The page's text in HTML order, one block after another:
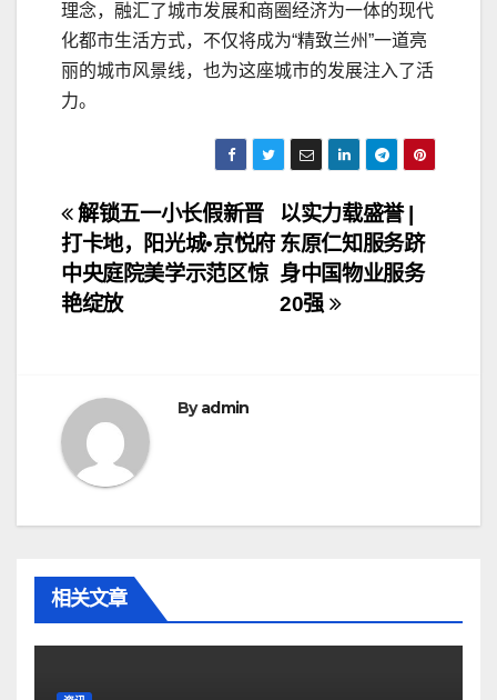
理念，融汇了城市发展和商圈经济为一体的现代
化都市生活方式，不仅将成为“精致兰州”一道亮
丽的城市风景线，也为这座城市的发展注入了活
力。
文
章
导
以实力载盛誉 |
东原仁知服务跻
身中国物业服务
20强
解锁五一小长假新晋
打卡地，阳光城•京悦府
中央庭院美学示范区惊
艳绽放
Byadmin
相关文章